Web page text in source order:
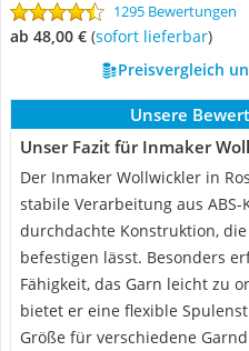
1295 Bewertungen
ab 48,00 € ( Sofort lieferbar)
Preisvergleich
Unsere
Unser Fazit für Inmaker
Der Inmaker Wollwickler in
stabile Verarbeitung aus
durchdachte Konstruktion,
befestigen lässt. Besonders
Fähigkeit, das Garn leicht zu
bietet er eine flexible
Größe für verschiedene